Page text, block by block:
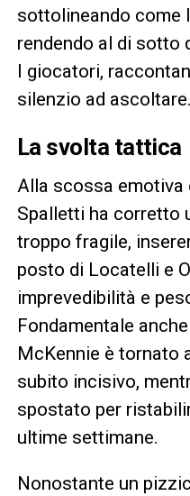
sottolineando come
rendendo al di sotto
I giocatori,
silenzio ad ascoltare.
La svolta tattica
Alla scossa emotiva
Spalletti ha corretto
troppo fragile,
posto di Locatelli e
imprevedibilità e
Fondamentale
McKennie è tornato
subito incisivo,
spostato per
ultime settimane.
Nonostante un